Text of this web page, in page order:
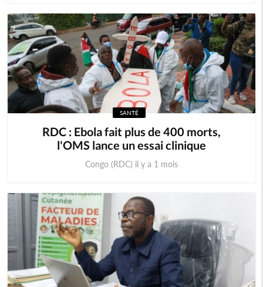
SANTÉ
RDC : Ebola fait plus de 400 morts,
l'OMS lance un essai clinique
Congo (RDC) il y a 1 mois